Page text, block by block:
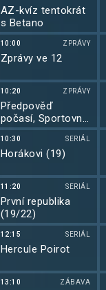
AZ-kvíz tentokrát
s Betano
10:00 ZPRÁVY
Zprávy ve 12
10:20 ZPRÁVY
Předpověď
počasí, Sportovní
zprávy, Události v
regionech plus
10:30 SERIÁL
Horákovi (19)
11:20 SERIÁL
První republika
(19/22)
12:15 SERIÁL
Hercule Poirot
13:10 ZÁBAVA